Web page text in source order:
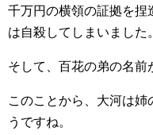
千万円の横領の証拠を捏
は自殺してしまいました。
そして、百花の弟の名前
このことから、大河は
うですね。